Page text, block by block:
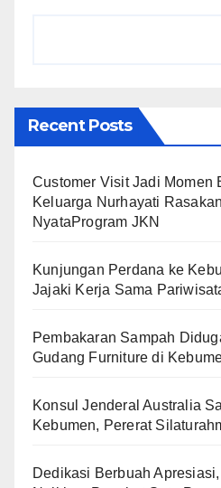
Recent Posts
Customer Visit Jadi Momen
Keluarga Nurhayati
NyataProgram JKN
Kunjungan Perdana ke
Jajaki Kerja Sama
Pembakaran Sampah
Gudang Furniture di
Konsul Jenderal Australia
Kebumen, Pererat
Dedikasi Berbuah